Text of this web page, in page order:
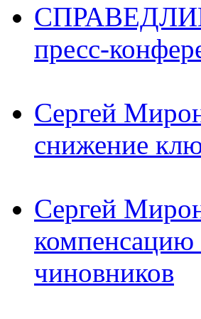
пресс-
Сергей
снижение
Сергей
чиновников